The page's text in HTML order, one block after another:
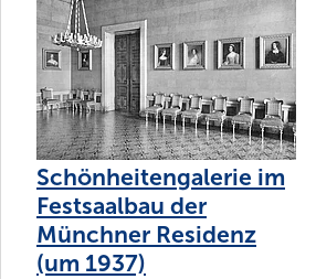
Schönheitengalerie im
Festsaalbau der
Münchner Residenz
(um 1937)